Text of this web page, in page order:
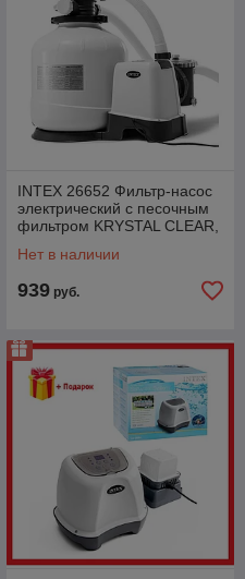
INTEX 26652 Фильтр-насос
электрический с песочным
фильтром KRYSTAL CLEAR,
интекс
Нет в наличии
939 руб.